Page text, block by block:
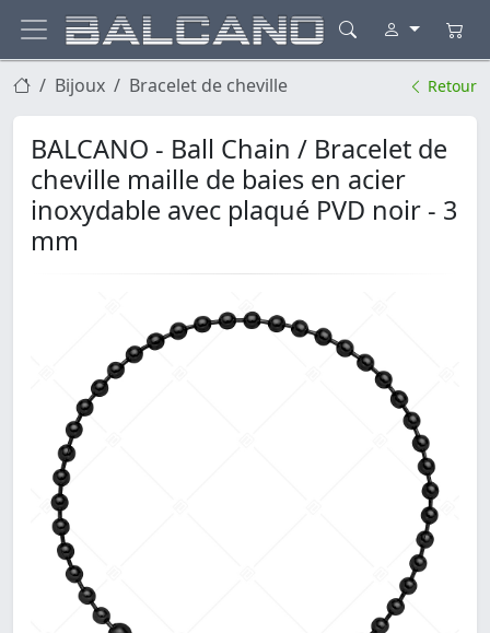
Bijoux Bracelet de cheville Retour
BALCANO - Ball Chain / Bracelet de
cheville maille de baies en acier
inoxydable avec plaqué PVD noir - 3
mm